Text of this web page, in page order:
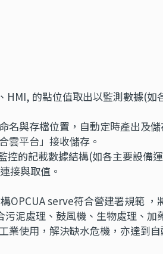
的點位值取出以監測數據(如
名與存檔位置，自動定時產出及
雲平台」接收儲存。
控的記載數據結構(如各主要設備
接與取值。
OPCUA serve符合營建署規範 ，
泥處理、鼓風機、生物處理、加
使用，解決缺水危機，亦達到自